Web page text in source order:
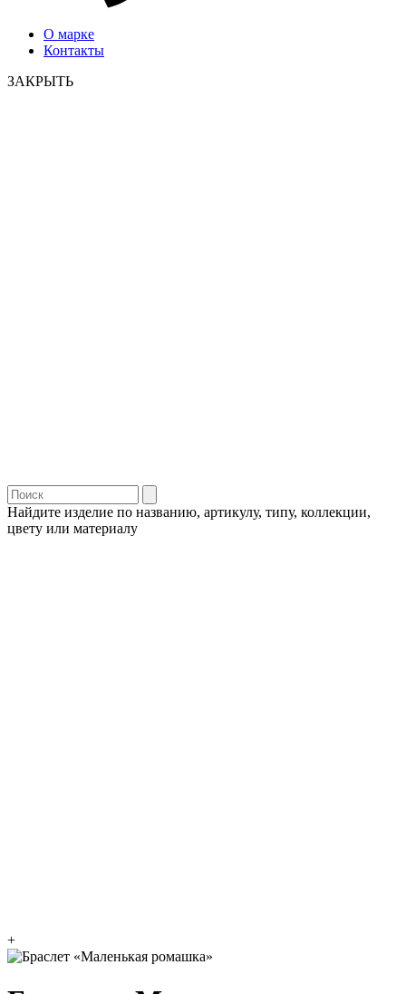
О марке
Контакты
ЗАКРЫТЬ
Найдите изделие по названию, артикулу, типу, коллекции,
цвету или материалу
+